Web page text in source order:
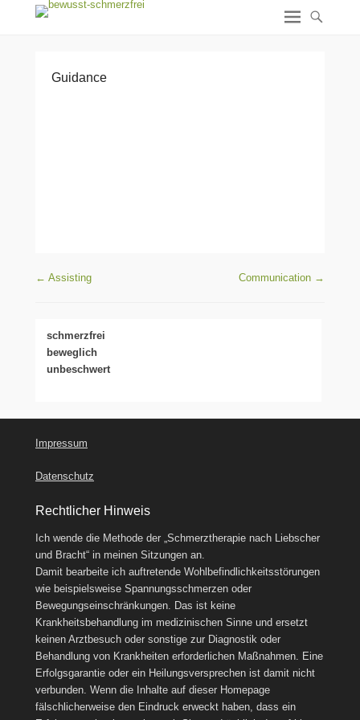
Guidance
Beitragsnavigation
← Assisting Communication →
schmerzfrei
beweglich
unbeschwert
Impressum
Datenschutz
Rechtlicher Hinweis
Ich wende die Methode der „Schmerztherapie nach Liebscher
und Bracht“ in meinen Sitzungen an.
Damit bearbeite ich auftretende Wohlbefindlichkeitsstörungen
wie beispielsweise Spannungsschmerzen oder
Bewegungseinschränkungen. Das ist keine
Krankheitsbehandlung im medizinischen Sinne und ersetzt
keinen Arztbesuch oder sonstige zur Diagnostik oder
Behandlung von Krankheiten erforderlichen Maßnahmen. Eine
Erfolgsgarantie oder ein Heilungsversprechen ist damit nicht
verbunden. Wenn die Inhalte auf dieser Homepage
fälschlicherweise den Eindruck erweckt haben, dass ein